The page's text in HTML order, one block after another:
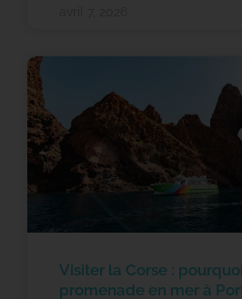
Visiter la Corse :
promenade en mer à